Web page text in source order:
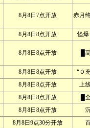
8月8日7点开放 赤月
8月8日8点开放 怪爆
8月8日8点开放 █
8月8日8点开放
“０
8月8日8点开放
上
8月8日8点开放
█
8月8日8点开放
8月8日9点30分开放